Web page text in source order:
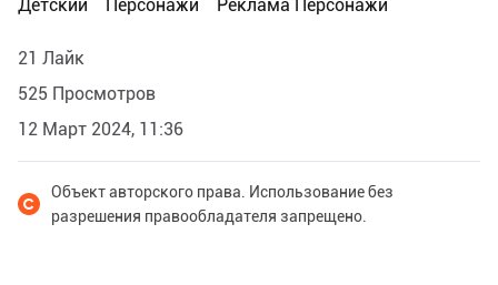
Детский
Персонажи Реклама Персонажи
21 Лайк
525 Просмотров
12 Март 2024, 11:36
Объект авторского права. Использование без
разрешения правообладателя запрещено.